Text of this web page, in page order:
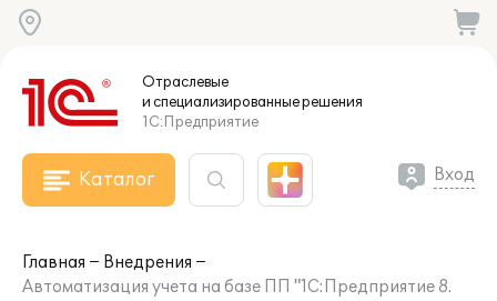
Отраслевые
и специализированныерешения
1С:Предприятие
Каталог Вход
Главная
Внедрения
Автоматизация учета на базе ПП "1С:Предприятие 8.